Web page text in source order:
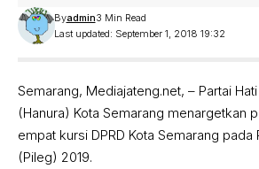
Last updated: September 1, 2018 19:32
Byadmin3 Min Read
Semarang, Mediajateng.net, – Partai
(Hanura) Kota Semarang menargetkan
empat kursi DPRD Kota Semarang
(Pileg) 2019.